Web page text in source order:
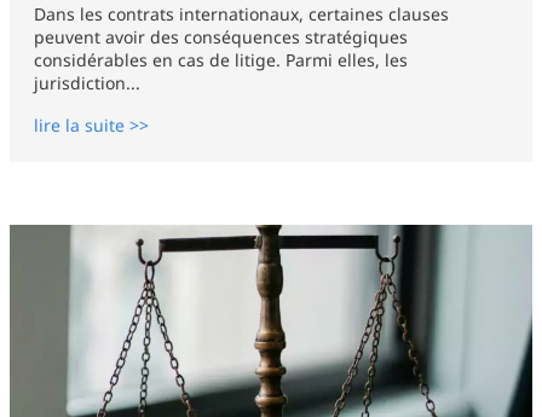
Dans les contrats internationaux, certaines clauses
peuvent avoir des conséquences stratégiques
considérables en cas de litige. Parmi elles, les
jurisdiction...
lire la suite >>